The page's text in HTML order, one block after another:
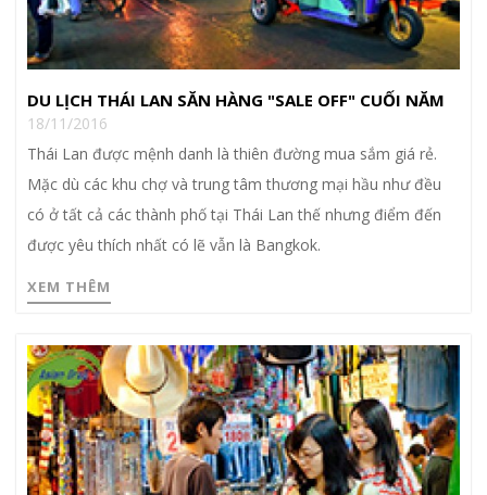
DU LỊCH THÁI LAN SĂN HÀNG "SALE OFF" CUỐI NĂM
18/11/2016
Thái Lan được mệnh danh là thiên đường mua sắm giá rẻ.
Mặc dù các khu chợ và trung tâm thương mại hầu như đều
có ở tất cả các thành phố tại Thái Lan thế nhưng điểm đến
được yêu thích nhất có lẽ vẫn là Bangkok.
XEM THÊM